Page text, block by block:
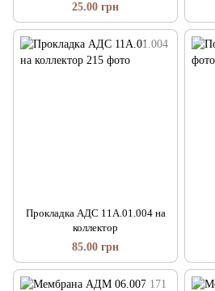
25.00 грн
Прокладка АДС 11А.01.004 на
коллектор
85.00 грн